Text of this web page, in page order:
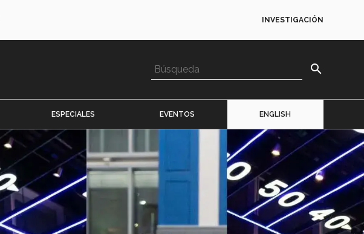
INVESTIGACIÓN
search
ESPECIALES EVENTOS ENGLISH